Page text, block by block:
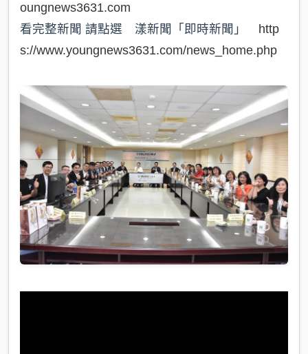
oungnews3631.com
看完整新聞 請點選 漾新聞「即時新聞」 http
s://www.youngnews3631.com/news_home.php